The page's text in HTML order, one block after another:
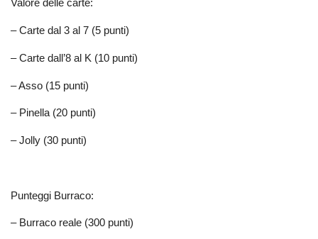
Valore delle carte:
– Carte dal 3 al 7 (5 punti)
– Carte dall’8 al K (10 punti)
– Asso (15 punti)
– Pinella (20 punti)
– Jolly (30 punti)
Punteggi Burraco:
– Burraco reale (300 punti)